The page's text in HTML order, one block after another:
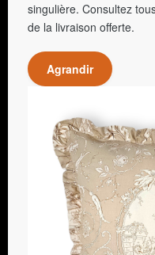
singulière. Consultez
de la livraison offerte.
Agrandir